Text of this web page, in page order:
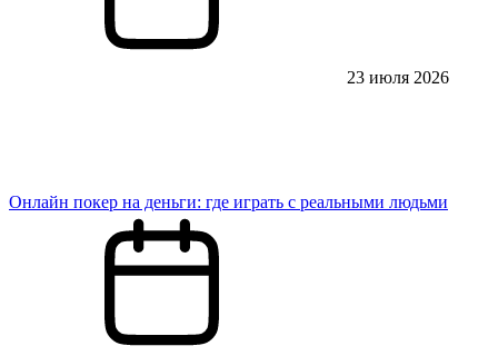
23 июля 2026
Онлайн покер на деньги: где играть с реальными людьми